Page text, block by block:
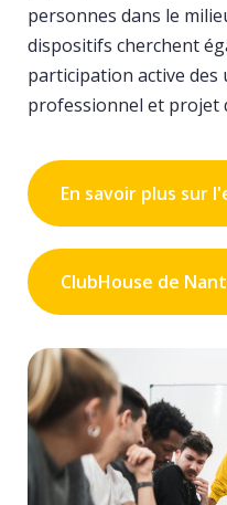
personnes dans le
dispositifs cherchent
participation active
professionnel et projet
En savoir plus sur
ClubHouse de